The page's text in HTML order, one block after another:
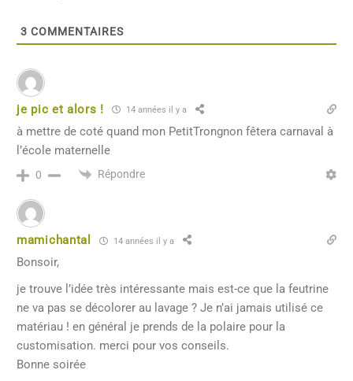
3 COMMENTAIRES
je pic et alors ! 14 années il y a
à mettre de coté quand mon PetitTrongnon fêtera carnaval à
l’école maternelle
0 Répondre
mamichantal 14 années il y a
Bonsoir,
je trouve l’idée très intéressante mais est-ce que la feutrine
ne va pas se décolorer au lavage ? Je n’ai jamais utilisé ce
matériau ! en général je prends de la polaire pour la
customisation. merci pour vos conseils.
Bonne soirée